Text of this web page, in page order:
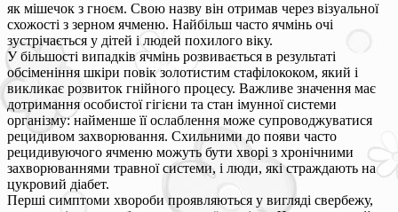
як мішечок з гноєм. Свою назву він отримав через візуальної
схожості з зерном ячменю. Найбільш часто ячмінь очі
зустрічається у дітей і людей похилого віку.
У більшості випадків ячмінь розвивається в результаті
обсіменіння шкіри повік золотистим стафілококом, який і
викликає розвиток гнійного процесу. Важливе значення має
дотримання особистої гігієни та стан імунної системи
організму: найменше її ослаблення може супроводжуватися
рецидивом захворювання. Схильними до появи часто
рецидивуючого ячменю можуть бути хворі з хронічними
захворюваннями травної системи, і люди, які страждають на
цукровий діабет.
Перші симптоми хвороби проявляються у вигляді свербежу,